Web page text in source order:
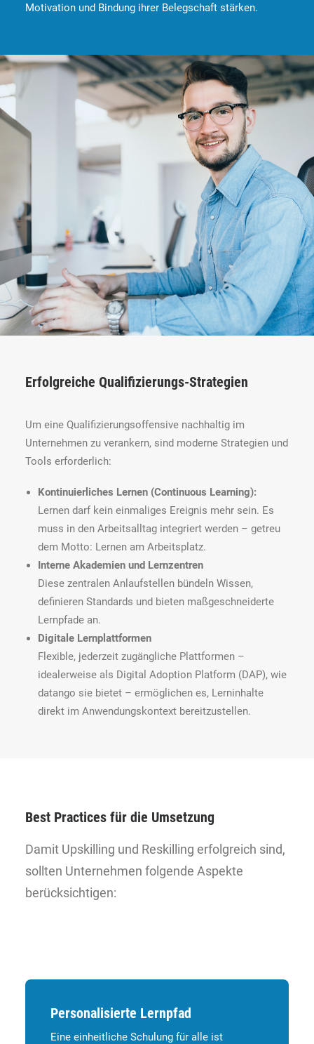
Motivation und Bindung ihrer Belegschaft stärken.
Erfolgreiche Qualifizierungs-Strategien
Um eine Qualifizierungsoffensive nachhaltig im
Unternehmen zu verankern, sind moderne Strategien und
Tools erforderlich:
Kontinuierliches Lernen (Continuous Learning):
Lernen darf kein einmaliges Ereignis mehr sein. Es
muss in den Arbeitsalltag integriert werden – getreu
dem Motto: Lernen am Arbeitsplatz.
Interne Akademien und Lernzentren
Diese zentralen Anlaufstellen bündeln Wissen,
definieren Standards und bieten maßgeschneiderte
Lernpfade an.
Digitale Lernplattformen
Flexible, jederzeit zugängliche Plattformen –
idealerweise als Digital Adoption Platform (DAP), wie
datango sie bietet – ermöglichen es, Lerninhalte
direkt im Anwendungskontext bereitzustellen.
Best Practices für die Umsetzung
Damit Upskilling und Reskilling erfolgreich sind,
sollten Unternehmen folgende Aspekte
berücksichtigen:
Personalisierte Lernpfad
Eine einheitliche Schulung für alle ist